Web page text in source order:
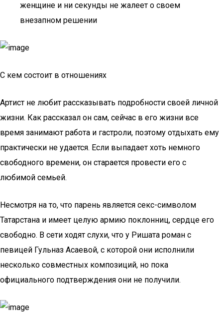
женщине и ни секунды не жалеет о своем
внезапном решении
С кем состоит в отношениях
Артист не любит рассказывать подробности своей личной
жизни. Как рассказал он сам, сейчас в его жизни все
время занимают работа и гастроли, поэтому отдыхать ему
практически не удается. Если выпадает хоть немного
свободного времени, он старается провести его с
любимой семьей.
Несмотря на то, что парень является секс-символом
Татарстана и имеет целую армию поклонниц, сердце его
свободно. В сети ходят слухи, что у Ришата роман с
певицей Гульназ Асаевой, с которой они исполнили
несколько совместных композиций, но пока
официального подтверждения они не получили.